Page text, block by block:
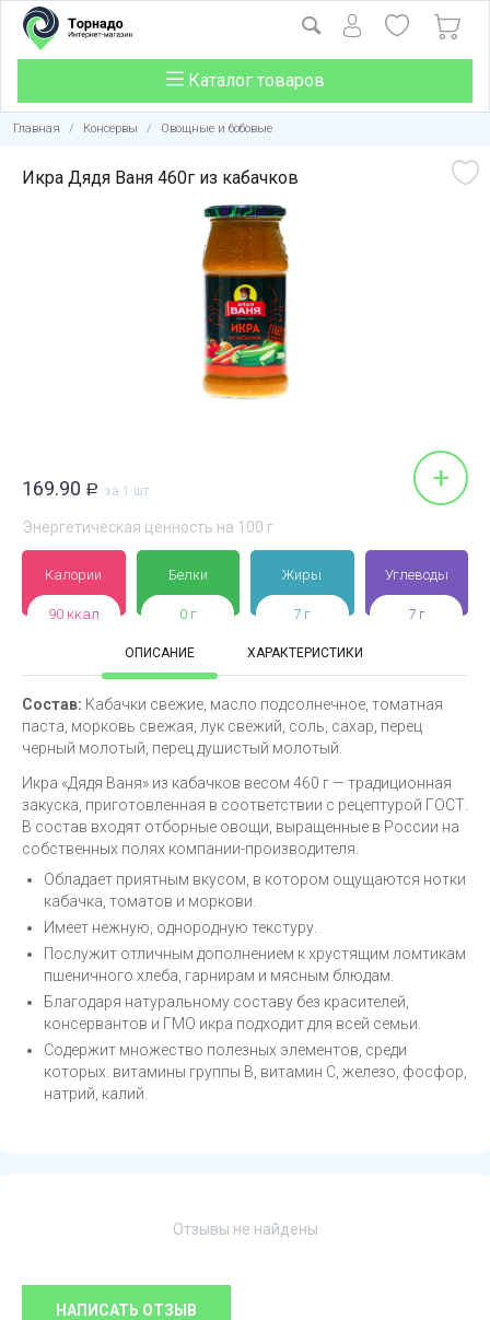
Каталог товаров
Главная / Консервы / Овощные и бобовые
Икра Дядя Ваня 460г из кабачков
169.90 Р за 1 шт +
Энергетическая ценность на 100 г
Калории
90 ккал
Белки
0 г
Жиры
7 г
Углеводы
7 г
ОПИСАНИЕ ХАРАКТЕРИСТИКИ
Состав: Кабачки свежие, масло подсолнечное, томатная
паста, морковь свежая, лук свежий, соль, сахар, перец
черный молотый, перец душистый молотый.
Икра «Дядя Ваня» из кабачков весом 460 г — традиционная
закуска, приготовленная в соответствии с рецептурой ГОСТ.
В состав входят отборные овощи, выращенные в России на
собственных полях компании-производителя.
Обладает приятным вкусом, в котором ощущаются нотки
кабачка, томатов и моркови.
Имеет нежную, однородную текстуру.
Послужит отличным дополнением к хрустящим ломтикам
пшеничного хлеба, гарнирам и мясным блюдам.
Благодаря натуральному составу без красителей,
консервантов и ГМО икра подходит для всей семьи.
Содержит множество полезных элементов, среди
которых: витамины группы B, витамин C, железо, фосфор,
натрий, калий.
Отзывы не найдены
НАПИСАТЬ ОТЗЫВ